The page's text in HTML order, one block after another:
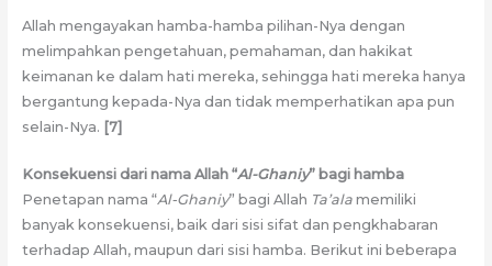
Allah mengayakan hamba-hamba pilihan-Nya dengan
melimpahkan pengetahuan, pemahaman, dan hakikat
keimanan ke dalam hati mereka, sehingga hati mereka hanya
bergantung kepada-Nya dan tidak memperhatikan apa pun
selain-Nya. [7]
Konsekuensi dari nama Allah “Al-Ghaniy” bagi hamba
Penetapan nama “Al-Ghaniy” bagi Allah Ta’alamemiliki
banyak konsekuensi, baik dari sisi sifat dan pengkhabaran
terhadap Allah, maupun dari sisi hamba. Berikut ini beberapa